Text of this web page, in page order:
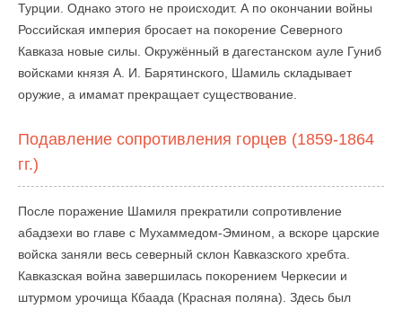
Турции. Однако этого не происходит. А по окончании войны
Российская империя бросает на покорение Северного
Кавказа новые силы. Окружённый в дагестанском ауле Гуниб
войсками князя А. И. Барятинского, Шамиль складывает
оружие, а имамат прекращает существование.
Подавление сопротивления горцев (1859-1864
гг.)
После поражение Шамиля прекратили сопротивление
абадзехи во главе с Мухаммедом-Эмином, а вскоре царские
войска заняли весь северный склон Кавказского хребта.
Кавказская война завершилась покорением Черкесии и
штурмом урочища Кбаада (Красная поляна). Здесь был